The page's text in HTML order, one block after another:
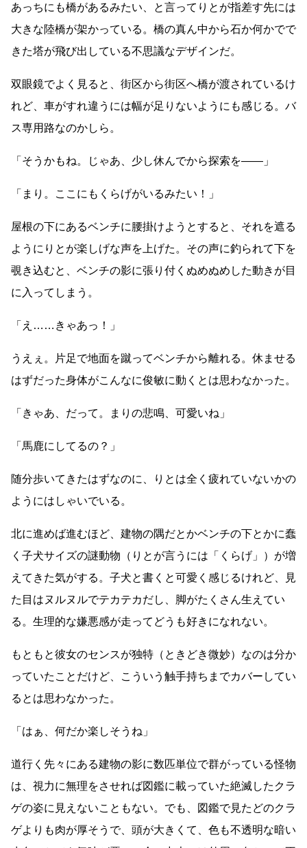
あっちにも橋があるみたい、と言ってりとが指差す先には
大きな陸橋が架かっている。橋の真ん中から石か何かでで
きた塔が飛び出している不思議なデザインだ。
双眼鏡でよく見ると、街区から街区へ橋が渡されているけ
れど、車がすれ違うには幅が足りないようにも感じる。バ
ス専用路なのかしら。
「そうかもね。じゃあ、少し休んでから探索を―― 」
「まり。ここにもくらげがいるみたい！」
屋根の下にあるベンチに腰掛けようとすると、それを遮る
ようにりとが楽しげな声を上げた。その声に釣られて下を
覗き込むと、ベンチの影に張り付くぬめぬめした動きが目
に入ってしまう。
「え …… きゃあっ！」
うえぇ。片足で地面を蹴ってベンチから離れる。休ませる
はずだった身体がこんなに俊敏に動くとは思わなかった。
「きゃあ、だって。まりの悲鳴、可愛いね」
「馬鹿にしてるの？」
随分歩いてきたはずなのに、りとは全く疲れていないかの
ようにはしゃいでいる。
北に進めば進むほど、建物の隅だとかベンチの下とかに蠢
く子犬サイズの謎動物（りとが言うには「くらげ」）が増
えてきた気がする。子犬と書くと可愛く感じるけれど、見
た目はヌルヌルでテカテカだし、脚がたくさん生えてい
る。生理的な嫌悪感が走ってどうも好きになれない。
もともと彼女のセンスが独特（ときどき微妙）なのは分か
っていたことだけど、こういう触手持ちまでカバーしてい
るとは思わなかった。
「はぁ、何だか楽しそうね」
道行く先々にある建物の影に数匹単位で群がっている怪物
は、視力に無理をさせれば図鑑に載っていた絶滅したクラ
ゲの姿に見えないこともない。でも、図鑑で見たどのクラ
ゲよりも肉が厚そうで、頭が大きくて、色も不透明な暗い